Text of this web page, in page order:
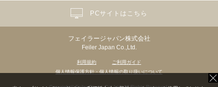
フェイラージャパン株式会社
Feiler Japan Co.,Ltd.
利用規約
ご利用ガイド
個人情報保護方針・個人情報の取り扱いについて
PCサイトはこちら